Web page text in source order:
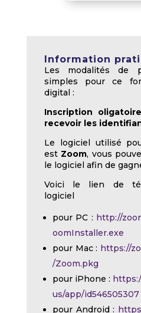
Information
Les modalités de
simples pour ce
digital :
Inscription
recevoir les
Le logiciel utilisé
est Zoom, vous
le logiciel afin de
Voici le lien de
logiciel
pour PC : http://
oomInstaller.exe
pour Mac : https://
/Zoom.pkg
pour iPhone :
us/app/id546505307
pour Android :